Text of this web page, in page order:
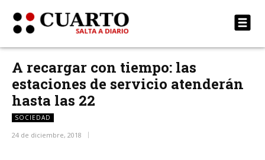
A recargar con tiempo: las
estaciones de servicio atenderán
hasta las 22
SOCIEDAD
24 de diciembre, 2018